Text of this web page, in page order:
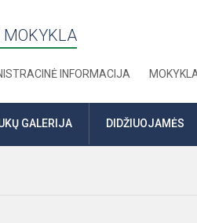
MOKYKLA
INFORMACIJA
GALERIJA DIDŽIUOJAMĖS